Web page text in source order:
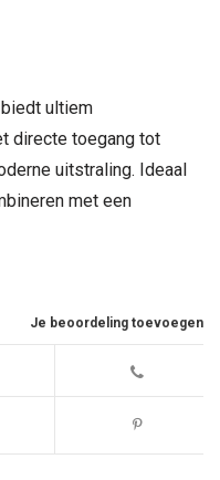
biedt ultiem
directe toegang tot
uitstraling. Ideaal
met een
Je beoordeling toevoegen